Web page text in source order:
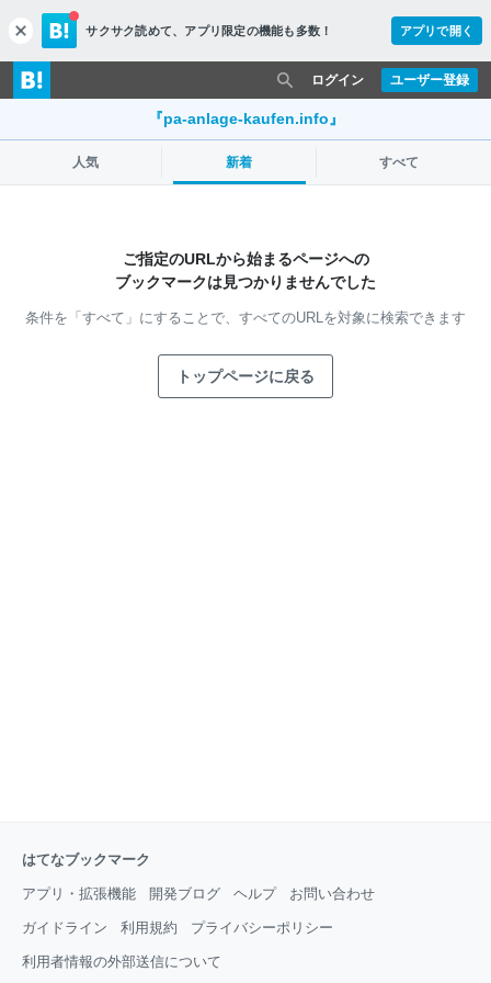
c
l
o
s
サクサク読めて、 アプリ限定の機能も多数！ アプリで開く
ユーザー登録
ログイン
『pa-anlage-kaufen.info』
人気 新着 すべて
ご指定のURLから始まるページへの
ブックマークは見つかりませんでした
条件を「すべて」にすることで、 すべてのURLを対象に検索できます
トップページに戻る
はてなブックマーク
アプリ・拡張機能 開発ブログ ヘルプ お問い合わせ
ガイドライン 利用規約 プライバシーポリシー
利用者情報の外部送信について